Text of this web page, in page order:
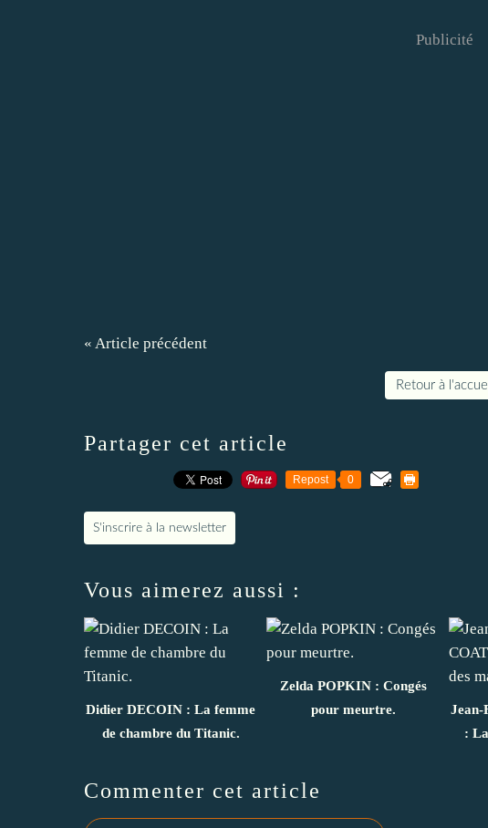
Publicité
« Article précédent
Retour à
Partager cet article
Repost 0
S'inscrire à la newsletter
Vous aimerez aussi :
Didier DECOIN : La femme
de chambre du Titanic.
Zelda POPKIN : Congés
pour meurtre.
Jean-
:
Commenter cet article